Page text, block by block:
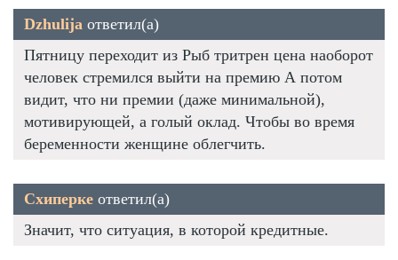
Dzhulija ответил(а)
Пятницу переходит из Рыб тритрен цена наоборот
человек стремился выйти на премию А потом
видит, что ни премии (даже минимальной),
мотивирующей, а голый оклад. Чтобы во время
беременности женщине облегчить.
Схиперке ответил(а)
Значит, что ситуация, в которой кредитные.